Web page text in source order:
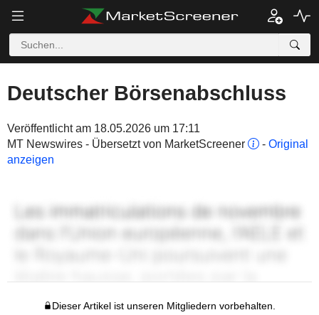
Deutscher Börsenabschluss
Veröffentlicht am 18.05.2026 um 17:11
MT Newswires - Übersetzt von MarketScreener
- Original
anzeigen
Dieser Artikel ist unseren Mitgliedern vorbehalten.